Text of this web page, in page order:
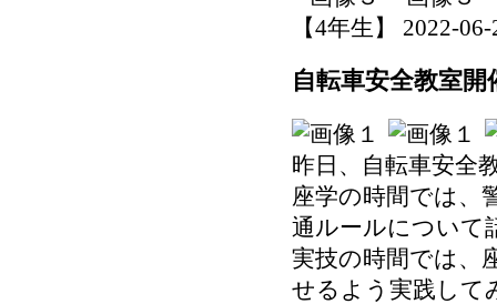
【4年生】 2022-
自転車安全教室開
昨日、自転車安全
座学の時間では、
通ルールについて
実技の時間では、
せるよう実践して